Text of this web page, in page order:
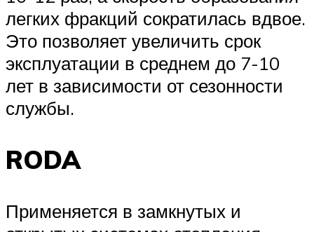
легких фракций сократилась вдвое.
Это позволяет увеличить срок
эксплуатации в среднем до 7-10
лет в зависимости от сезонности
службы.
RODA
Применяется в замкнутых и